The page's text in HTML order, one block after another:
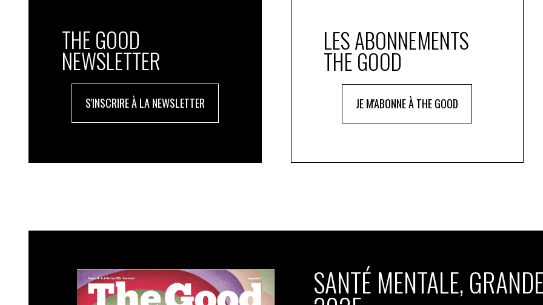
THE GOOD
NEWSLETTER
S'INSCRIRE À LA NEWSLETTER
LES ABONNEMENTS
THE GOOD
JE M'ABONNE À THE GOOD
SANTÉ MENTALE,